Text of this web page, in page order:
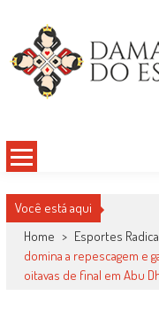
content
Você está aqui
Home > Esportes
domina a repescagem e
oitavas de final em Abu